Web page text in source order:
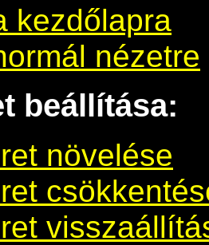
kezdőlapra
nézetre
beállítása:
növelése